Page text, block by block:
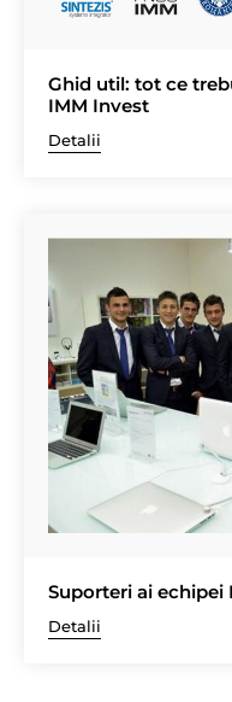
Ghid util: tot ce
IMM Invest
Detalii
Suporteri ai echipei
Detalii